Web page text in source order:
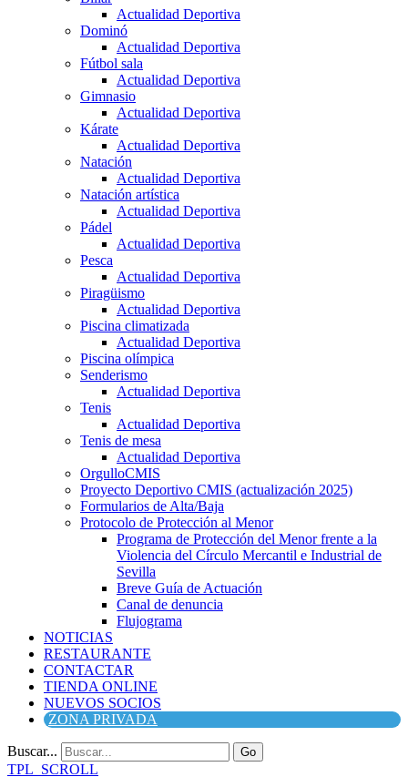
Actualidad Deportiva
Dominó
Actualidad Deportiva
Fútbol sala
Actualidad Deportiva
Gimnasio
Actualidad Deportiva
Kárate
Actualidad Deportiva
Natación
Actualidad Deportiva
Natación artística
Actualidad Deportiva
Pádel
Actualidad Deportiva
Pesca
Actualidad Deportiva
Piragüismo
Actualidad Deportiva
Piscina climatizada
Actualidad Deportiva
Piscina olímpica
Senderismo
Actualidad Deportiva
Tenis
Actualidad Deportiva
Tenis de mesa
Actualidad Deportiva
OrgulloCMIS
Proyecto Deportivo CMIS (actualización 2025)
Formularios de Alta/Baja
Protocolo de Protección al Menor
Programa de Protección del Menor frente a la
Violencia del Círculo Mercantil e Industrial de
Sevilla
Breve Guía de Actuación
Canal de denuncia
Flujograma
NOTICIAS
RESTAURANTE
CONTACTAR
TIENDA ONLINE
NUEVOS SOCIOS
ZONA PRIVADA
Buscar... Go
TPL_SCROLL